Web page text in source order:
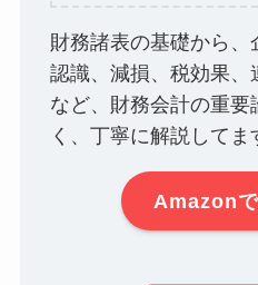
財務諸表の基礎から、
認識、減損、税効果、
など、財務会計の重要
く、丁寧に解説してま
Amazon